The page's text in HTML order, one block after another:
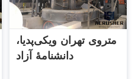
متروی تهران ویکی‌پدیا،
دانشنامهٔ آزاد